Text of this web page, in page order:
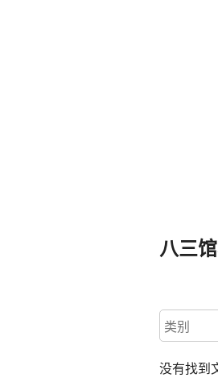
八三
没有找到